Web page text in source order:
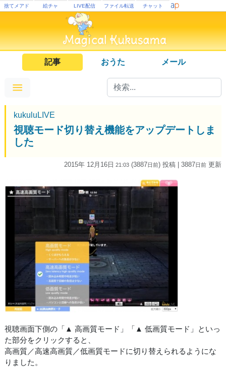
捨てメアド 絵チャ LIVE配信 ファイル転送 チャット
記事 おうた メール
kukuluLIVE
視聴モード切り替え機能をアップデートしま
した
2015年 12月16日 21:03 (3887日前) 投稿 | 3887日前 更新
視聴画面下側の「▲ 高画質モード」「▲ 低画質モード」といっ
た部分をクリックすると、
高画質／高速高画質／低画質モードに切り替えられるようにな
りました。